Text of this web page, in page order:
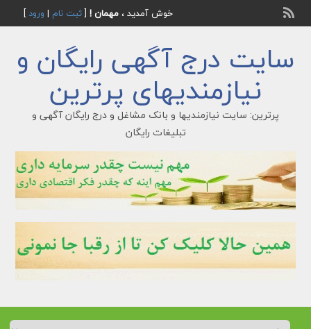
خوش آمدید ، مهمان ![ثبت نام | ورود]
سایت درج آگهی رایگان و
نیازمندیهای پرترین
پرترین: سایت نیازمندیها و بانک مشاغل و درج رایگان آگهی و
تبلیغات رایگان